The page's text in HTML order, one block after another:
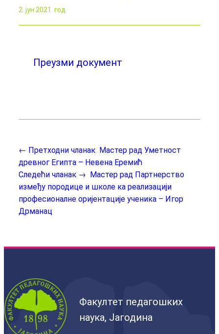
2. јун 2021. год.
Преузми документ
← Претходни чланак Мастер рад Уметност
древног Египта – Невена Еремић
Следећи чланак → Мастер рад Партнерство
између породице и школе ка реализацији
професионалне оријентације ученика – Игор
Дрманац
Факултет педагошких
наука, Јагодина